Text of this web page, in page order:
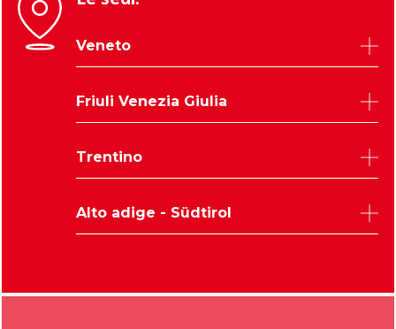
Veneto
Belluno
Treviso
Venezia
Verona
Vicenza
Friuli Venezia Giulia
Udine
Gorizia
Trentino
Trento
Alto adige - Südtirol